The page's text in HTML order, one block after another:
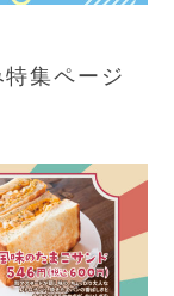
特集ページ